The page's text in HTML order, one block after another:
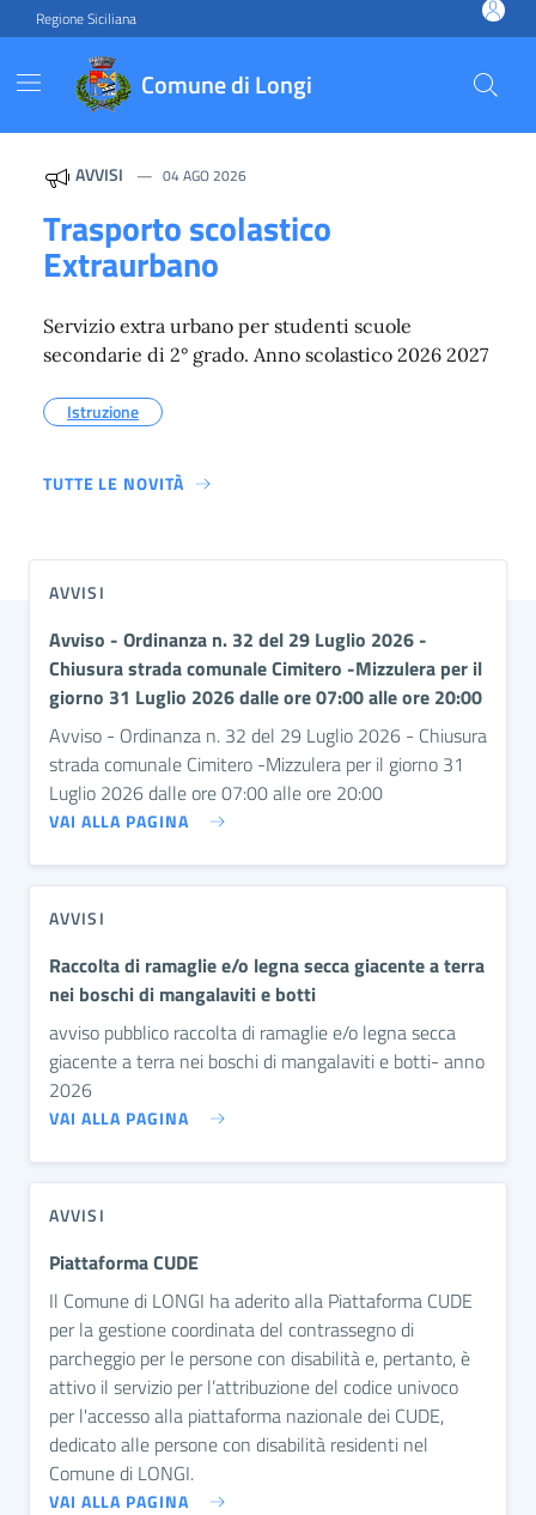
Vai ai contenuti
Vai al footer
Regione Siciliana
Comune di Longi
Comune di Longi
Contenuti in evidenza
AVVISI 04 AGO 2026
Trasporto scolastico
Extraurbano
Servizio extra urbano per studenti scuole
secondarie di 2° grado. Anno scolastico 2026 2027
Istruzione
TUTTE LE NOVITÀ
AVVISI
Avviso - Ordinanza n. 32 del 29 Luglio 2026 -
Chiusura strada comunale Cimitero -Mizzulera per il
giorno 31 Luglio 2026 dalle ore 07:00 alle ore 20:00
Avviso - Ordinanza n. 32 del 29 Luglio 2026 - Chiusura
strada comunale Cimitero -Mizzulera per il giorno 31
Luglio 2026 dalle ore 07:00 alle ore 20:00
VAI ALLA PAGINA
AVVISI
Raccolta di ramaglie e/o legna secca giacente a terra
nei boschi di mangalaviti e botti
avviso pubblico raccolta di ramaglie e/o legna secca
giacente a terra nei boschi di mangalaviti e botti- anno
2026
VAI ALLA PAGINA
AVVISI
Piattaforma CUDE
Il Comune di LONGI ha aderito alla Piattaforma CUDE
per la gestione coordinata del contrassegno di
parcheggio per le persone con disabilità e, pertanto, è
attivo il servizio per l’attribuzione del codice univoco
per l'accesso alla piattaforma nazionale dei CUDE,
dedicato alle persone con disabilità residenti nel
Comune di LONGI.
VAI ALLA PAGINA